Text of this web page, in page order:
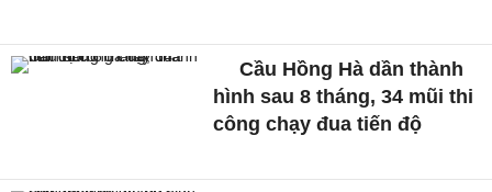
Cầu Hồng Hà dần thành
hình sau 8 tháng, 34 mũi thi
công chạy đua tiến độ